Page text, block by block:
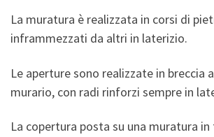
La muratura è realizzata in corsi di
inframmezzati da altri in laterizio.
Le aperture sono realizzate in breccia
murario, con radi rinforzi sempre in
La copertura posta su una muratura